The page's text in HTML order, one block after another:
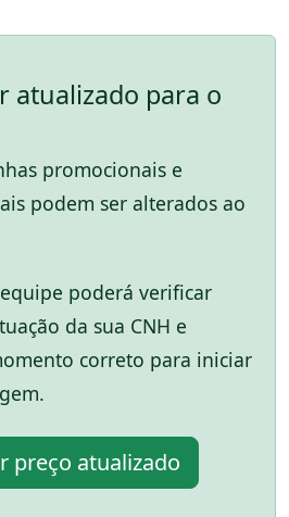
atualizado para o
promocionais e
podem ser alterados ao
poderá verificar
da sua CNH e
correto para iniciar
preço atualizado